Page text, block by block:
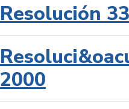
Resolución
2000